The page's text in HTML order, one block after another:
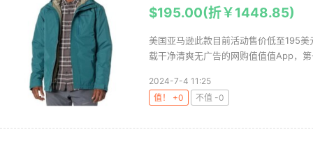
$195.00(折￥1448.85)
美国亚马逊此款目前活动售价低至195
载干净清爽无广告的网购值值值App，
2024-7-4 11:25
值！ +0
不值 -0